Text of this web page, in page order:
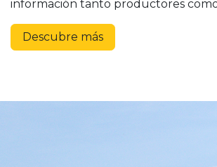
información tanto productores
Descubre más